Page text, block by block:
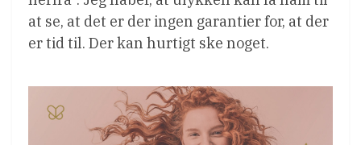
at se, at det er der ingen garantier for, at der
er tid til. Der kan hurtigt ske noget.